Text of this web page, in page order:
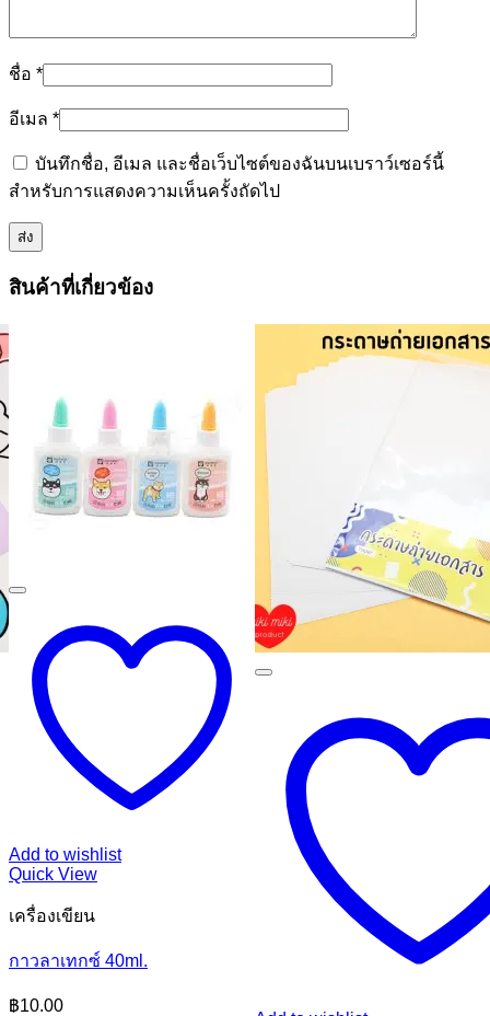
ชื่อ *
อีเมล *
บันทึกชื่อ, อีเมล และชื่อเว็บไซต์ของฉันบนเบราว์เซอร์นี้
สำหรับการแสดงความเห็นครั้งถัดไป
สินค้าที่เกี่ยวข้อง
Add to wishlist
Quick View
เครื่องเขียน
กาวลาเทกซ์ 40ml.
฿10.00